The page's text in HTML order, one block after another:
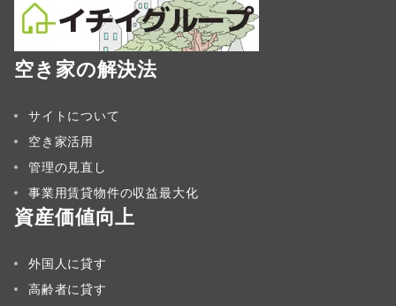
空き家の解決法
サイトについて
空き家活用
管理の見直し
事業用賃貸物件の収益最大化
資産価値向上
外国人に貸す
高齢者に貸す